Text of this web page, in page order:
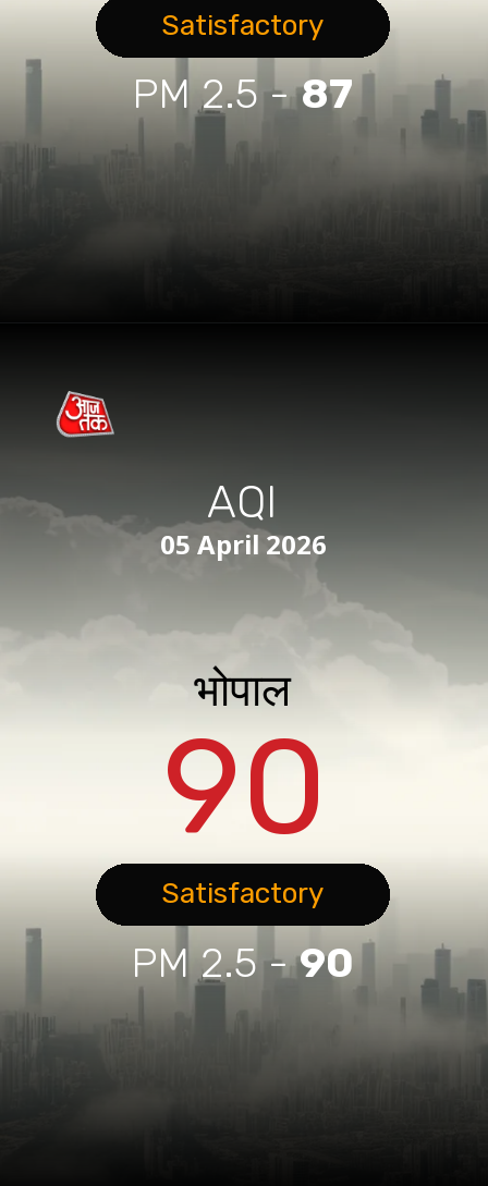
PM 2.5 -87
Satisfactory
90
AQI
PM 2.5 -90
05 April 2026
Satisfactory
भोपाल